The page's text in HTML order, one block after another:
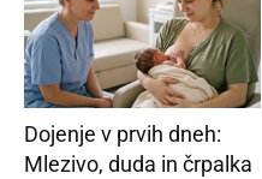
Dojenje v prvih dneh:
Mlezivo, duda in črpalka